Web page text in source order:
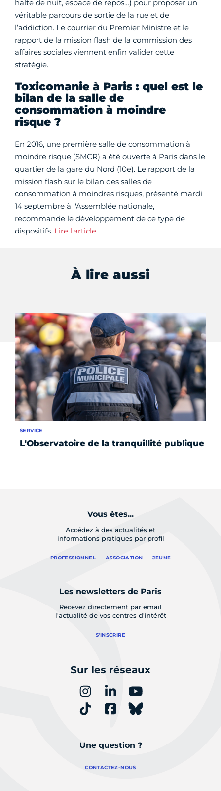
halte de nuit, espace de repos…) pour proposer un
véritable parcours de sortie de la rue et de
l’addiction. Le courrier du Premier Ministre et le
rapport de la mission flash de la commission des
affaires sociales viennent enfin valider cette
stratégie.
Toxicomanie à Paris : quel est le
bilan de la salle de
consommation à moindre
risque ?
En 2016, une première salle de consommation à
moindre risque (SMCR) a été ouverte à Paris dans le
quartier de la gare du Nord (10e). Le rapport de la
mission flash sur le bilan des salles de
consommation à moindres risques, présenté mardi
14 septembre à l'Assemblée nationale,
recommande le développement de ce type de
dispositifs. Lire l'article.
À lire aussi
L'Observatoire de la tranquillité publique
SERVICE
Vous êtes...
Accédez à des actualités et
informations pratiques par profil
PROFESSIONNEL ASSOCIATION JEUNE
Les newsletters de Paris
Recevez directement par email
l'actualité de vos centres d'intérêt
S'INSCRIRE
Sur les réseaux
Une question ?
CONTACTEZ-NOUS